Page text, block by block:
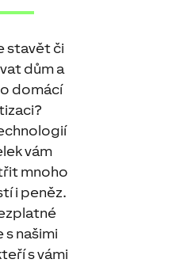
stavět či
dům a
domácí
vám
mnoho
i peněz.
s našimi
s vámi